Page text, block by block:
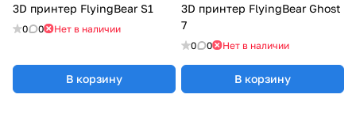
3D принтер FlyingBear S1
0 0 Нет в наличии
В корзину
3D принтер FlyingBear Ghost
7
0 0 Нет в наличии
В корзину